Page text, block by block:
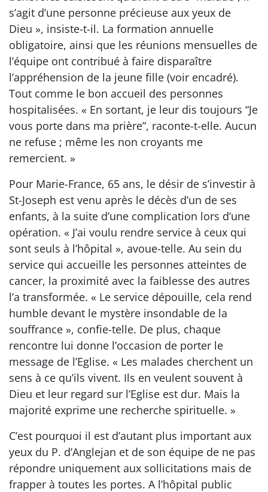
s’agit d’une personne précieuse aux yeux de
Dieu », insiste-t-il. La formation annuelle
obligatoire, ainsi que les réunions mensuelles de
l’équipe ont contribué à faire disparaître
l’appréhension de la jeune fille (voir encadré).
Tout comme le bon accueil des personnes
hospitalisées. « En sortant, je leur dis toujours “Je
vous porte dans ma prière”, raconte-t-elle. Aucun
ne refuse ; même les non croyants me
remercient. »
Pour Marie-France, 65 ans, le désir de s’investir à
St-Joseph est venu après le décès d’un de ses
enfants, à la suite d’une complication lors d’une
opération. « J’ai voulu rendre service à ceux qui
sont seuls à l’hôpital », avoue-telle. Au sein du
service qui accueille les personnes atteintes de
cancer, la proximité avec la faiblesse des autres
l’a transformée. « Le service dépouille, cela rend
humble devant le mystère insondable de la
souffrance », confie-telle. De plus, chaque
rencontre lui donne l’occasion de porter le
message de l’Eglise. « Les malades cherchent un
sens à ce qu’ils vivent. Ils en veulent souvent à
Dieu et leur regard sur l’Eglise est dur. Mais la
majorité exprime une recherche spirituelle. »
C’est pourquoi il est d’autant plus important aux
yeux du P. d’Anglejan et de son équipe de ne pas
répondre uniquement aux sollicitations mais de
frapper à toutes les portes. A l’hôpital public